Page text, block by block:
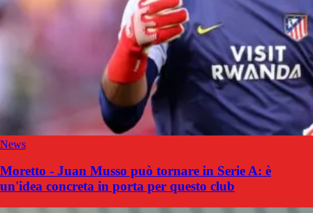
News
Moretto - Juan Musso può tornare in Serie A: è
un'idea concreta in porta per questo club